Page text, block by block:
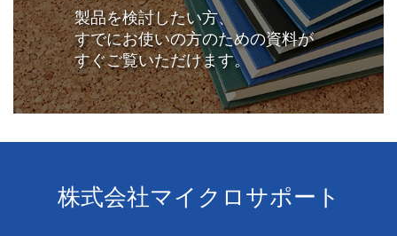
製品を検討したい方、
すでにお使いの方のための資料が
すぐご覧いただけます。
株式会社マイクロサポート